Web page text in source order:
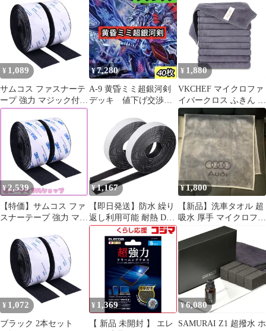
守護／曰くつき
ーニングタオル キッチ
ンタオル 業務用 ぞうき
ん 洗車 雑巾 食器 窓鏡
台拭き 掃除用品【10枚
ダークグレー
30*30cm】 1
ーニングタオル キッチ
ンタオル 業務用 ぞうき
ん 洗車 雑巾 食器 窓鏡
台拭き 掃除用品【10枚
ダークグレー
30*30cm】 1
¥ 1,089
サムコス ファスナーテ
ープ 強力 マジック付き
テープ 両面テープ付き
強粘着裏糊付 オス・メ
ス 耐熱 防水 工業用 業
務用 家庭用 網戸用
DIY用 2本セット ブラ
ック (幅20mm×長3M)
¥7,280
A-9 黄昏ミミ超銀河剣
デッキ 値下げ交渉大
¥ 1,880
VKCHEF マイクロファ
イバークロス ふきん 厚
手 強力吸水 速乾 クリ
ーニングタオル キッチ
ンタオル 業務用 ぞうき
ん 洗車 雑巾 食器 窓鏡
台拭き 掃除用品【10枚
ダークグレー
30*30cm】 0
¥2,539
【特価】サムコス ファ
スナーテープ 強力 マジ
ープ付き 強粘着裏糊付
オス・メス 耐熱 防水
工業用 業務用 家庭用
網戸用 DIY用 2本セッ
ト ブラック (幅50mm×
長5M)
¥1,167
【即日発送】防水 繰り
返し利用可能 耐熱 DIY
用 両面テープ付き マジ
ックテープ 業務用 各
2cm×5m 家庭用 オスメ
スセット 工業用 2本セ
ット (ブラック) 強力マ
ジック付きテープ
¥1,800
【新品】洗車タオル 超
吸水 厚手 マイクロファ
イバー Audi 掃除
¥ 1,072
ブラック 2本セット
¥ 1,369
【 新品 未開封 】 エレ
¥6,080
SAMURAI Z1 超撥水 ホ